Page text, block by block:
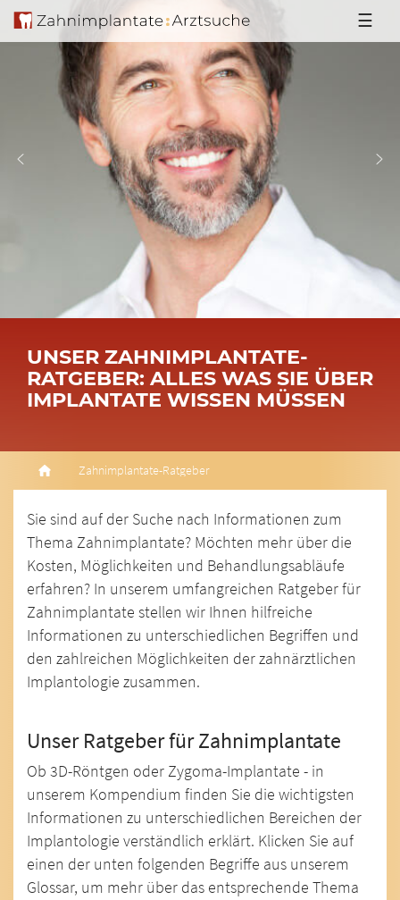
☰
UNSER ZAHNIMPLANTATE-
RATGEBER: ALLES WAS SIE ÜBER
IMPLANTATE WISSEN MÜSSEN
Zahnimplantate-Ratgeber
Sie sind auf der Suche nach Informationen zum
Thema Zahnimplantate? Möchten mehr über die
Kosten, Möglichkeiten und Behandlungsabläufe
erfahren? In unserem umfangreichen Ratgeber für
Zahnimplantate stellen wir Ihnen hilfreiche
Informationen zu unterschiedlichen Begriffen und
den zahlreichen Möglichkeiten der zahnärztlichen
Implantologie zusammen.
Unser Ratgeber für Zahnimplantate
Ob 3D-Röntgen oder Zygoma-Implantate - in
unserem Kompendium finden Sie die wichtigsten
Informationen zu unterschiedlichen Bereichen der
Implantologie verständlich erklärt. Klicken Sie auf
einen der unten folgenden Begriffe aus unserem
Glossar, um mehr über das entsprechende Thema